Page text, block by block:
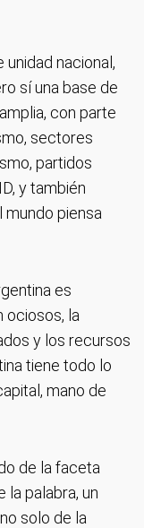
unidad nacional,
sí una base de
con parte
sectores
partidos
y también
mundo piensa
es
ociosos, la
y los recursos
tiene todo lo
mano de
de la faceta
la palabra, un
solo de la